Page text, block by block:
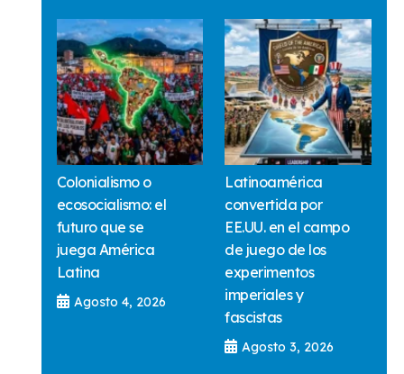
Colonialismo o
ecosocialismo: el
futuro que se
juega América
Latina
Agosto 4, 2026
Latinoamérica
convertida por
EE.UU. en el campo
de juego de los
experimentos
imperiales y
fascistas
Agosto 3, 2026